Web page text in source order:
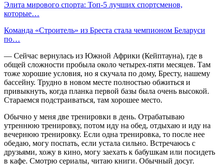
Элита мирового спорта: Топ-5 лучших спортсменов,
которые…
Команда «Строитель» из Бреста стала чемпионом Беларуси
по…
— Сейчас вернулась из Южной Африки (Кейптауна), где в
общей сложности пробыла около четырех-пяти месяцев. Там
тоже хорошие условия, но я скучала по дому, Бресту, нашему
бассейну. Трудно в новом месте полностью обжиться и
привыкнуть, когда планка первой базы была очень высокой.
Стараемся подстраиваться, там хорошее место.
Обычно у меня две тренировки в день. Отрабатываю
утреннюю тренировку, потом иду на обед, отдыхаю и иду на
вечернюю тренировку. Если одна тренировка, то после нее
обедаю, могу поспать, если устала сильно. Встречаюсь с
друзьями, хожу в кино, могу заехать к бабушкам или посидеть
в кафе. Смотрю сериалы, читаю книги. Обычный досуг.